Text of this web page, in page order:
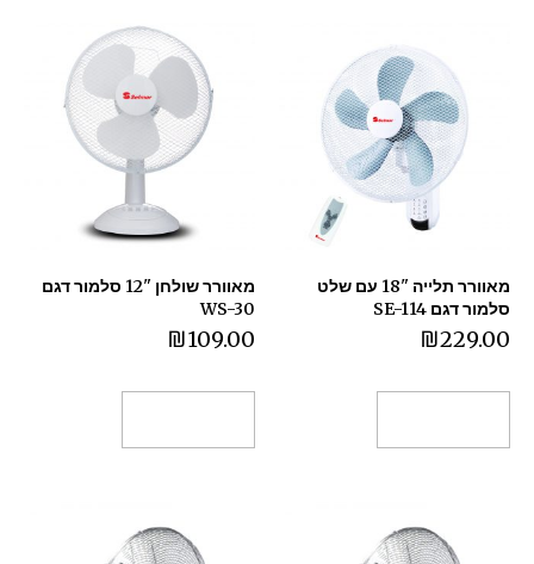
מאוורר תלייה "18 עם שלט
סלמור דגם SE-114
₪229.00
מאוורר שולחן "12 סלמור דגם
WS-30
₪109.00